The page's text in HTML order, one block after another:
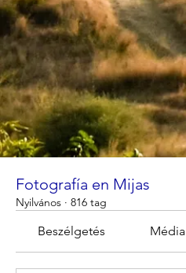
Fotografía en Mijas
Nyilvános · 816 tag
Beszélgetés Média